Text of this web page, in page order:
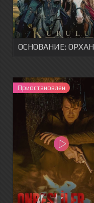
ОСНОВАНИЕ: ОРХАН
Приостановлен